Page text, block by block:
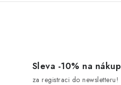
Sleva -10% na nákup
za registraci do newsletteru!